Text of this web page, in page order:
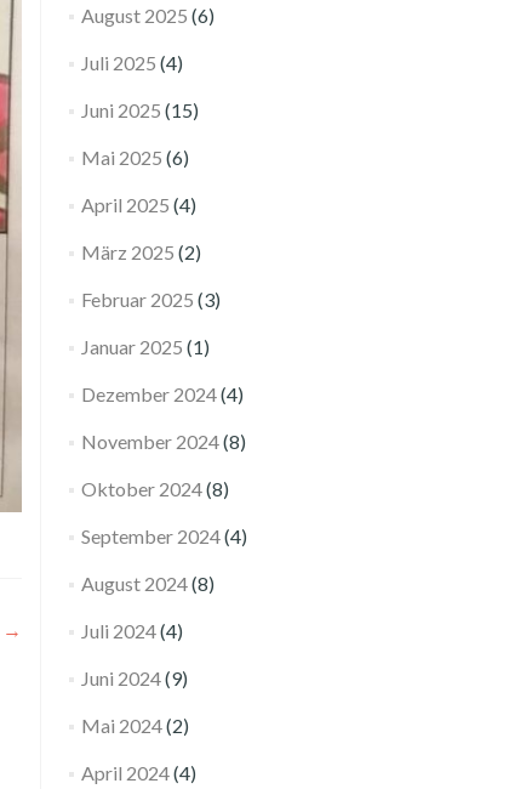
→
August 2025 (6)
Juli 2025 (4)
Juni 2025 (15)
Mai 2025 (6)
April 2025 (4)
März 2025 (2)
Februar 2025 (3)
Januar 2025 (1)
Dezember 2024(4)
November 2024(8)
Oktober 2024(8)
September 2024(4)
August 2024(8)
Juli 2024(4)
Juni 2024(9)
Mai 2024(2)
April 2024(4)